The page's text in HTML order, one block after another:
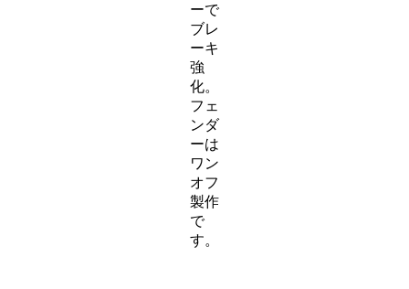
ーで
ブレ
ーキ
強
化。
フェ
ンダ
ーは
ワン
オフ
製作
で
す。